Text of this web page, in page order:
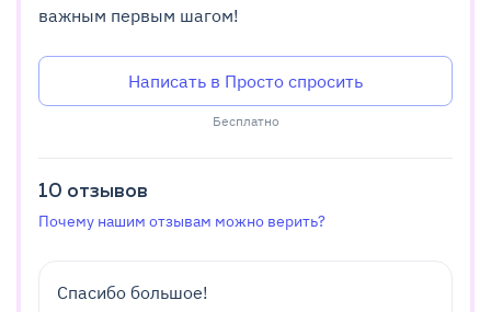
важным первым шагом!
Написать в Просто спросить
Бесплатно
10 отзывов
Почему нашим отзывам можно верить?
Спасибо большое!